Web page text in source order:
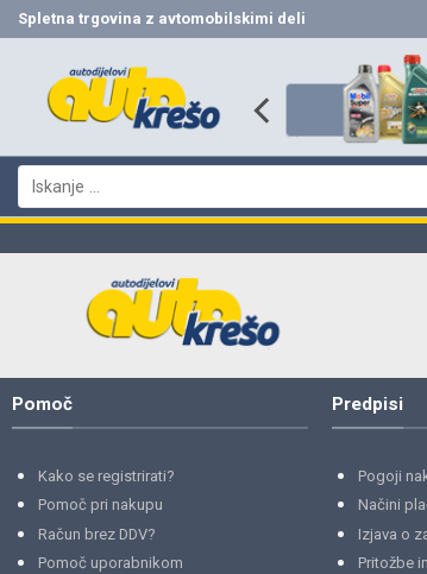
Skip
content
Spletna trgovina z avtomobilskimi deli
Išči:
Pomoč
Kako se registrirati?
Pomoč pri nakupu
Račun brez DDV?
Pomoč uporabnikom
Predpisi
Pogoji
Načini
Izjava o
Pritožbe